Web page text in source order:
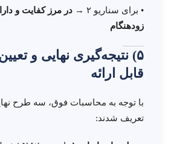
• برای سناریو ۲ →
در مرز کفایت و
زودهنگام
۵) نتیجه‌گیری نهایی و
قابل ارائه
با توجه به محاسبات فوق، سه طرح
تعریف شدند: